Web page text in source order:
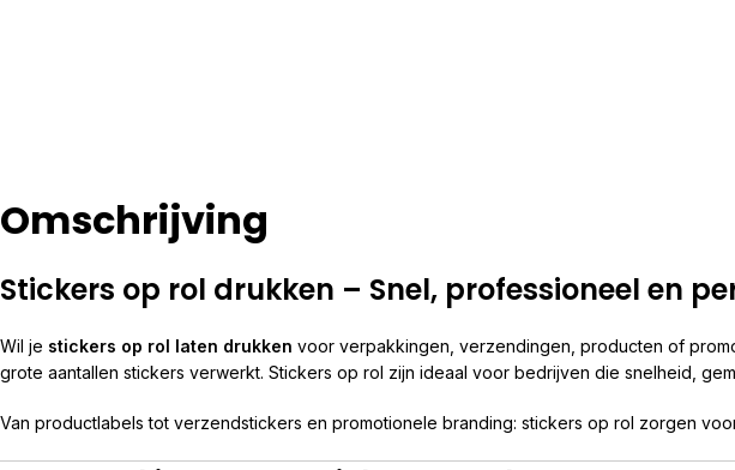
Omschrijving
Stickers op rol drukken – Snel, professioneel en
Wil je stickers op rol laten drukken voor verpakkingen, verzendingen, producten of
grote aantallen stickers verwerkt. Stickers op rol zijn ideaal voor bedrijven die snelheid,
Van productlabels tot verzendstickers en promotionele branding: stickers op rol zorgen